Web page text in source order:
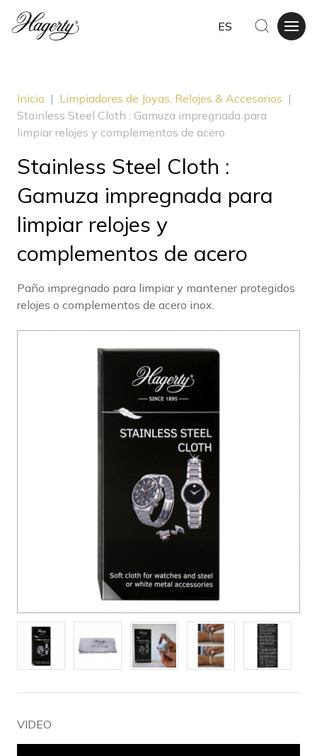
ES
Inicio | Limpiadores de Joyas, Relojes & Accesorios |
Stainless Steel Cloth : Gamuza impregnada para
limpiar relojes y complementos de acero
Stainless Steel Cloth :
Gamuza impregnada para
limpiar relojes y
complementos de acero
Paño impregnado para limpiar y mantener protegidos
relojes o complementos de acero inox.
VIDEO